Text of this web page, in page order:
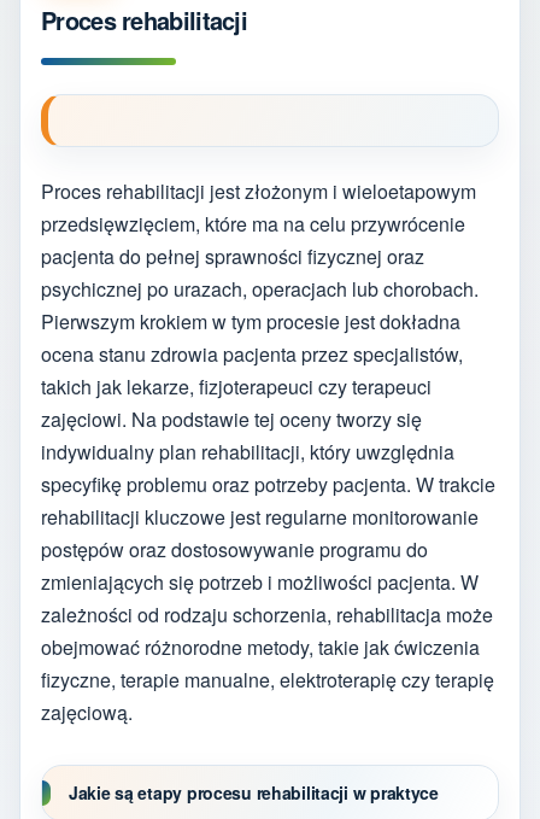
Proces rehabilitacji
Proces rehabilitacji jest złożonym i wieloetapowym
przedsięwzięciem, które ma na celu przywrócenie
pacjenta do pełnej sprawności fizycznej oraz
psychicznej po urazach, operacjach lub chorobach.
Pierwszym krokiem w tym procesie jest dokładna
ocena stanu zdrowia pacjenta przez specjalistów,
takich jak lekarze, fizjoterapeuci czy terapeuci
zajęciowi. Na podstawie tej oceny tworzy się
indywidualny plan rehabilitacji, który uwzględnia
specyfikę problemu oraz potrzeby pacjenta. W trakcie
rehabilitacji kluczowe jest regularne monitorowanie
postępów oraz dostosowywanie programu do
zmieniających się potrzeb i możliwości pacjenta. W
zależności od rodzaju schorzenia, rehabilitacja może
obejmować różnorodne metody, takie jak ćwiczenia
fizyczne, terapie manualne, elektroterapię czy terapię
zajęciową.
Jakie są etapy procesu rehabilitacji w praktyce